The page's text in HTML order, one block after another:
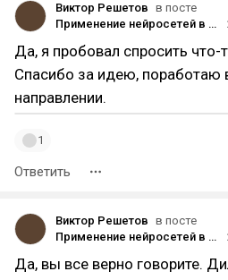
Виктор Решетов в посте
Применение нейросетей в контекстной рекламе регионального автодилера
Да, я пробовал спросить что-
Спасибо за идею, поработаю
направлении.
1
Ответить
Виктор Решетов в посте
Применение нейросетей в контекстной рекламе регионального автодилера
Да, вы все верно говорите.